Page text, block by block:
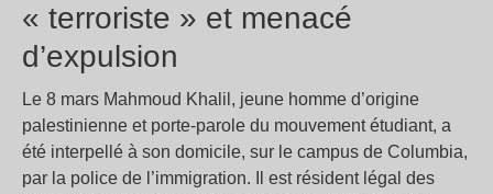
« terroriste » et menacé
d’expulsion
Le 8 mars Mahmoud Khalil, jeune homme d’origine
palestinienne et porte-parole du mouvement étudiant, a
été interpellé à son domicile, sur le campus de Columbia,
par la police de l’immigration. Il est résident légal des